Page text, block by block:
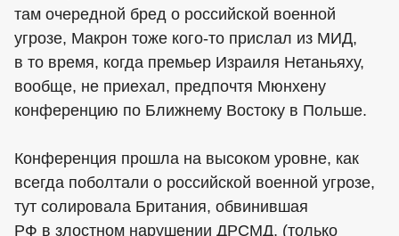
там очередной бред о российской военной
угрозе, Макрон тоже кого-то прислал из МИД,
в то время, когда премьер Израиля Нетаньяху,
вообще, не приехал, предпочтя Мюнхену
конференцию по Ближнему Востоку в Польше.
Конференция прошла на высоком уровне, как
всегда поболтали о российской военной угрозе,
тут солировала Британия, обвинившая
РФ в злостном нарушении ДРСМД, (только